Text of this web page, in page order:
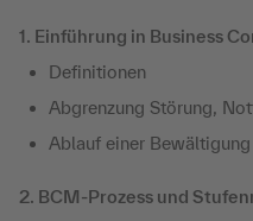
1. Einführung in Business
Definitionen
Abgrenzung Störung,
Ablauf einer Bewältigung
2. BCM-Prozess und